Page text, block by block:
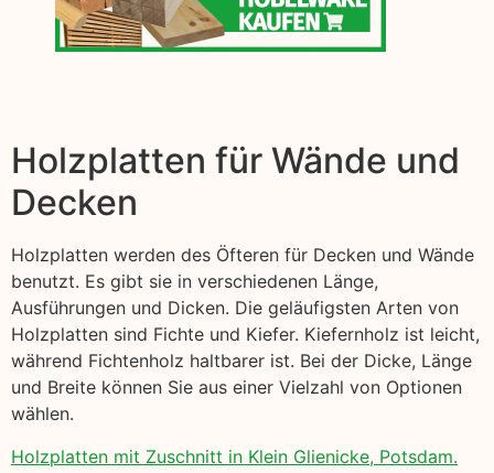
Holzplatten für Wände und
Decken
Holzplatten werden des Öfteren für Decken und Wände
benutzt. Es gibt sie in verschiedenen Länge,
Ausführungen und Dicken. Die geläufigsten Arten von
Holzplatten sind Fichte und Kiefer. Kiefernholz ist leicht,
während Fichtenholz haltbarer ist. Bei der Dicke, Länge
und Breite können Sie aus einer Vielzahl von Optionen
wählen.
Holzplatten mit Zuschnitt in Klein Glienicke, Potsdam.